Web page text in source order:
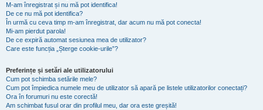
M-am înregistrat și nu mă pot identifica!
De ce nu mă pot identifica?
În urmă cu ceva timp m-am înregistrat, dar acum nu mă pot conecta!
Mi-am pierdut parola!
De ce expiră automat sesiunea mea de utilizator?
Care este funcția „Șterge cookie-urile”?
Preferințe și setări ale utilizatorului
Cum pot schimba setările mele?
Cum pot împiedica numele meu de utilizator să apară pe listele utilizatorilor conectați?
Ora în forumuri nu este corectă!
Am schimbat fusul orar din profilul meu, dar ora este greșită!